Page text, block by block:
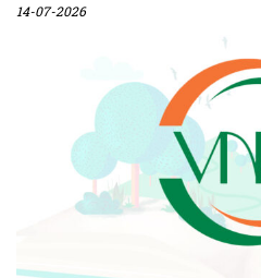
14-07-2026